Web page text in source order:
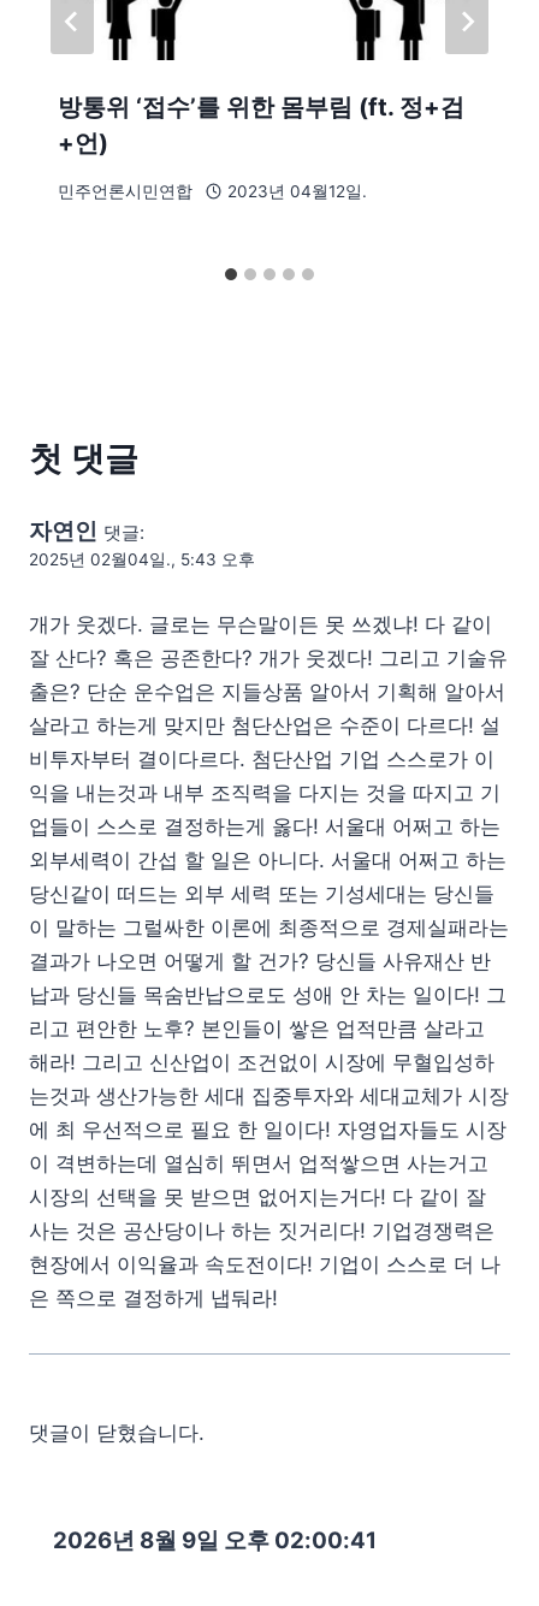
방통위 ‘접수’를 위한 몸부림 (ft. 정+검
+언)
민주언론시민연합 2023년 04월12일.
첫 댓글
자연인 댓글:
2025년 02월04일., 5:43 오후
개가 웃겠다. 글로는 무슨말이든 못 쓰겠냐! 다 같이
잘 산다? 혹은 공존한다? 개가 웃겠다! 그리고 기술유
출은? 단순 운수업은 지들상품 알아서 기획해 알아서
살라고 하는게 맞지만 첨단산업은 수준이 다르다! 설
비투자부터 결이다르다. 첨단산업 기업 스스로가 이
익을 내는것과 내부 조직력을 다지는 것을 따지고 기
업들이 스스로 결정하는게 옳다! 서울대 어쩌고 하는
외부세력이 간섭 할 일은 아니다. 서울대 어쩌고 하는
당신같이 떠드는 외부 세력 또는 기성세대는 당신들
이 말하는 그럴싸한 이론에 최종적으로 경제실패라는
결과가 나오면 어떻게 할 건가? 당신들 사유재산 반
납과 당신들 목숨반납으로도 성애 안 차는 일이다! 그
리고 편안한 노후? 본인들이 쌓은 업적만큼 살라고
해라! 그리고 신산업이 조건없이 시장에 무혈입성하
는것과 생산가능한 세대 집중투자와 세대교체가 시장
에 최 우선적으로 필요 한 일이다! 자영업자들도 시장
이 격변하는데 열심히 뛰면서 업적쌓으면 사는거고
시장의 선택을 못 받으면 없어지는거다! 다 같이 잘
사는 것은 공산당이나 하는 짓거리다! 기업경쟁력은
현장에서 이익율과 속도전이다! 기업이 스스로 더 나
은 쪽으로 결정하게 냅둬라!
댓글이 닫혔습니다.
2026년 8월 9일 오후 02:00:43